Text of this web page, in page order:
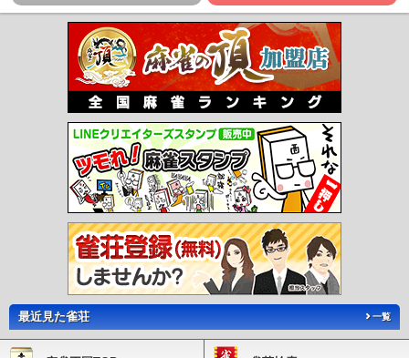
最近見た雀荘 一覧